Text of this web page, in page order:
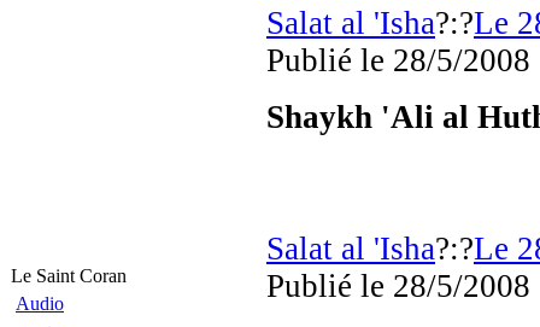
Le Saint Coran
Audio
Salat al 'Isha?:?Le
Publié le 28/5/2008
Shaykh 'Ali al
Salat al 'Isha?:?Le
Publié le 28/5/2008